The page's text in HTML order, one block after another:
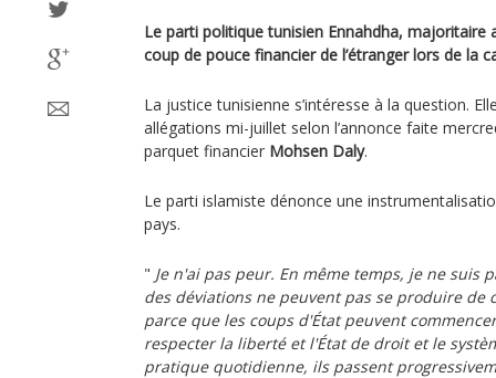
Le parti politique tunisien Ennahdha, majoritaire
coup de pouce financier de l’étranger lors de la
La justice tunisienne s’intéresse à la question.
allégations mi-juillet selon l’annonce faite
parquet financier Mohsen Daly.
Le parti islamiste dénonce une
pays.
" Je n'ai pas peur. En même temps, je ne suis
des déviations ne peuvent pas se produire de
parce que les coups d'État peuvent
respecter la liberté et l'État de droit et le
pratique quotidienne, ils passent